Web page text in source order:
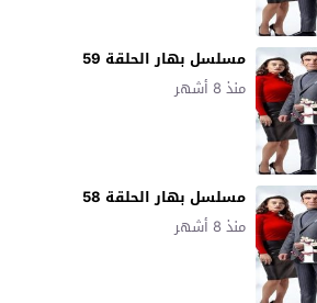
مسلسل بهار الحلقة 59
منذ 8 أشهر
مسلسل بهار الحلقة 58
منذ 8 أشهر